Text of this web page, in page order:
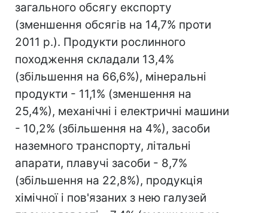
загального обсягу експорту
(зменшення обсягів на 14,7% проти
2011 р.). Продукти рослинного
походження складали 13,4%
(збільшення на 66,6%), мінеральні
продукти - 11,1% (зменшення на
25,4%), механічні і електричні машини
- 10,2% (збільшення на 4%), засоби
наземного транспорту, літальні
апарати, плавучі засоби - 8,7%
(збільшення на 22,8%), продукція
хімічної і пов'язаних з нею галузей